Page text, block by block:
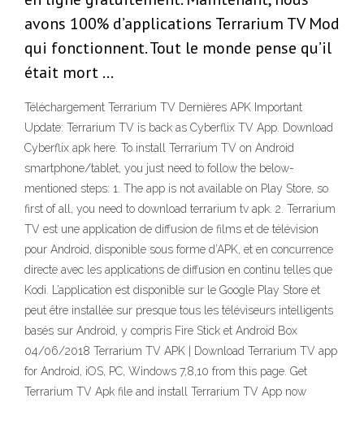
avons 100% d’applications Terrarium TV Mod
qui fonctionnent. Tout le monde pense qu’il
était mort …
Téléchargement Terrarium TV Dernières APK Important
Update: Terrarium TV is back as Cyberflix TV App. Download
Cyberflix apk here. To install Terrarium TV on Android
smartphone/tablet, you just need to follow the below-
mentioned steps: 1. The app is not available on Play Store, so
first of all, you need to download terrarium tv apk. 2. Terrarium
TV est une application de diffusion de films et de télévision
pour Android, disponible sous forme d’APK, et en concurrence
directe avec les applications de diffusion en continu telles que
Kodi. L’application est disponible sur le Google Play Store et
peut être installée sur presque tous les téléviseurs intelligents
basés sur Android, y compris Fire Stick et Android Box
04/06/2018 Terrarium TV APK | Download Terrarium TV app
for Android, iOS, PC, Windows 7,8,10 from this page. Get
Terrarium TV Apk file and install Terrarium TV App now